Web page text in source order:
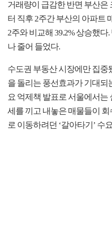
거래량이 급감한 반면 부산은
터 직후 2주간 부산의 아파트
2주와 비교해 39.2% 상승했다
나 줄어 들었다.
수도권 부동산 시장에만 집중
을 돌리는 풍선효과가 기대되
요 억제책 발표로 서울에서는
세를 끼고 내놓은 매물들이 회
로 이동하려던 ‘갈아타기’ 수